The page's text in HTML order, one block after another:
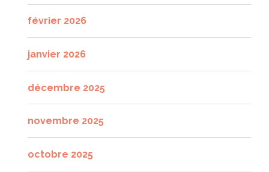
février 2026
janvier 2026
décembre 2025
novembre 2025
octobre 2025